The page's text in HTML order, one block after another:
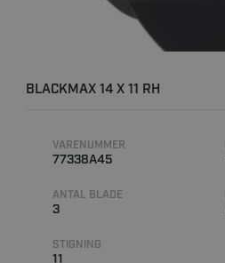
BLACKMAX 14 X 11 RH
VARENUMMER
77338A45
ANTAL BLADE
3
STIGNING
11